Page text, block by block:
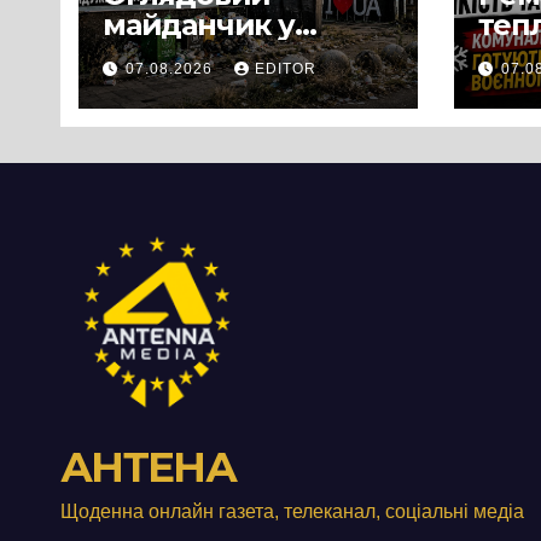
майданчик у
Панському біля
Черкас
перетворився на
07.08.2026 EDITOR
АНТЕНА
Щоденна онлайн газета, телеканал, соціальні медіа